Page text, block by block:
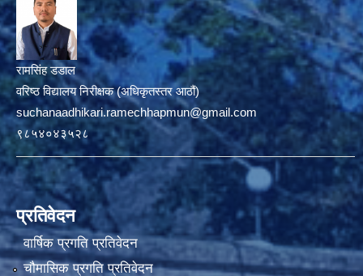
रामसिंह डडाल
वरिष्ठ विद्यालय निरीक्षक (अधिकृतस्तर आठौं)
suchanaadhikari.ramechhapmun@gmail.com
९८५४०४३५२८
प्रतिवेदन
वार्षिक प्रगति प्रतिवेदन
चौमासिक प्रगति प्रतिवेदन